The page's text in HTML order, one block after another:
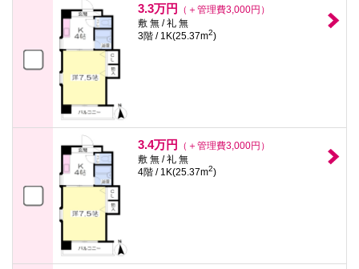
3.3万円
（＋管理費3,000円）
敷 無 / 礼 無
3階 / 1K(25.37m2)
3.4万円
（＋管理費3,000円）
敷 無 / 礼 無
4階 / 1K(25.37m2)